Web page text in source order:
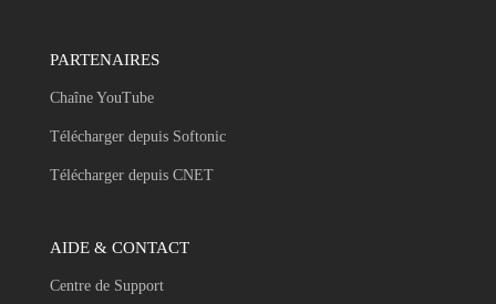
PARTENAIRES
Chaîne YouTube
Télécharger depuis Softonic
Télécharger depuis CNET
AIDE & CONTACT
Centre de Support